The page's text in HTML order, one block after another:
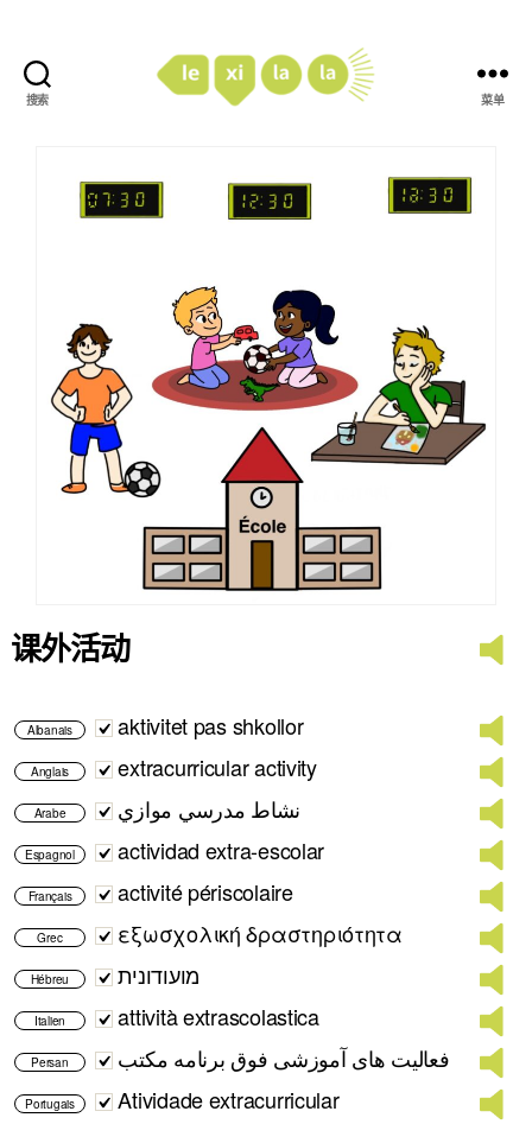
搜索 菜单
课外活动
Albanais aktivitet pas shkollor
Anglais extracurricular activity
Arabe نشاط مدرسي موازي
Espagnol actividad extra-escolar
Français activité périscolaire
Grec εξωσχολική δραστηριότητα
Hébreu מועודונית
Italien attività extrascolastica
Persan فعالیت های آموزشی فوق برنامه مکتب
Portugais Atividade extracurricular